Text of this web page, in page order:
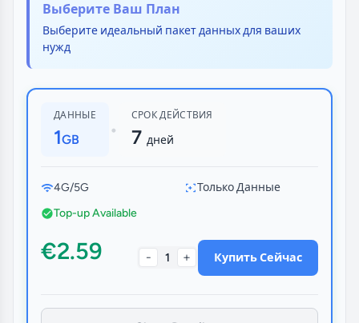
Выберите Ваш План
Выберите идеальный пакет данных для ваших
нужд
ДАННЫЕ
1GB •
СРОК ДЕЙСТВИЯ
7 дней
4G/5G
Только Данные
Top-up Available
€2.59 - 1 + Купить Сейчас